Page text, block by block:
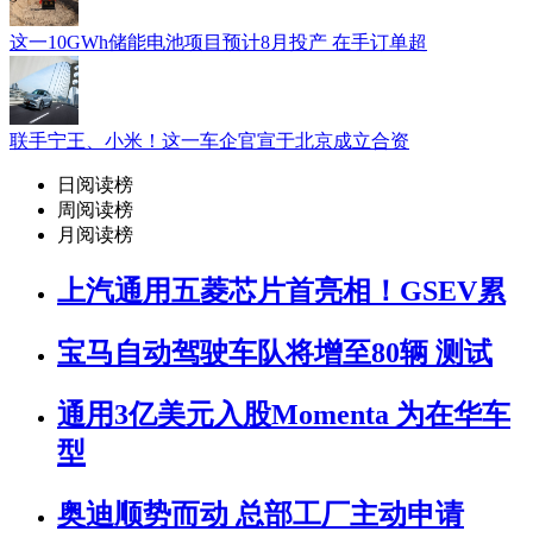
这一10GWh储能电池项目预计8月投产 在手订单超
联手宁王、小米！这一车企官宣于北京成立合资
日阅读榜
周阅读榜
月阅读榜
上汽通用五菱芯片首亮相！GSEV累
宝马自动驾驶车队将增至80辆 测试
通用3亿美元入股Momenta 为在华车
型
奥迪顺势而动 总部工厂主动申请